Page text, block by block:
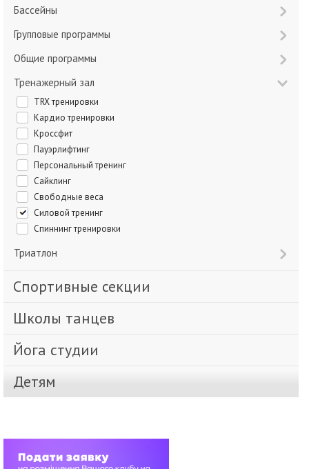
Бассейны
Групповые программы
Общие программы
Тренажерный зал
TRX тренировки
Кардио тренировки
Кроссфит
Пауэрлифтинг
Персональный тренинг
Сайклинг
Свободные веса
Силовой тренинг
Спиннинг тренировки
Триатлон
Спортивные секции
Школы танцев
Йога студии
Детям